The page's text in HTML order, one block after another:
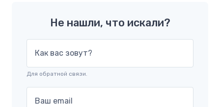
Не нашли, что искали?
Как вас зовут?
Для обратной связи.
Ваш email